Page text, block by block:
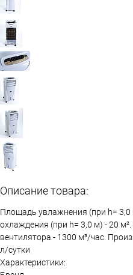
Описание товара:
Площадь увлажнения (при h=
охлаждения (при h= 3,0 м) - 20
вентилятора - 1300 м³/час.
л/сутки
Характеристики: